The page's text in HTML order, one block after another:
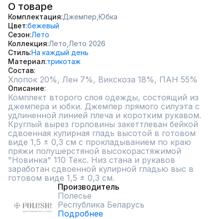
О товаре
Комплектация Джемпер, Юбка
Цвет бежевый
Сезон Лето
Коллекция Лето, Лето 2026
СтильНа каждый день
Материал трикотаж
Состав
Хлопок 20%, Лен 7%, Викскоза 18%, ПАН 55%
Описание
Комплект второго слоя одежды, состоящий из
джемпера и юбки. Джемпер прямого силуэта с
удлиненной линией плеча и коротким рукавом.
Круглый вырез горловины закеттлеван бейкой
сдвоенная кулирная гладь высотой в готовом
виде 1,5 ± 0,3 см с прокладыванием по краю
пряжи полушерстяной высокорастяжимой
"Новинка" 110 Текс. Низ стана и рукавов
заработан сдвоенной кулирной гладью выс в
готовом виде 1,5 ± 0,3 см.
Производитель
Полесье
Республика Беларусь
Подробнее